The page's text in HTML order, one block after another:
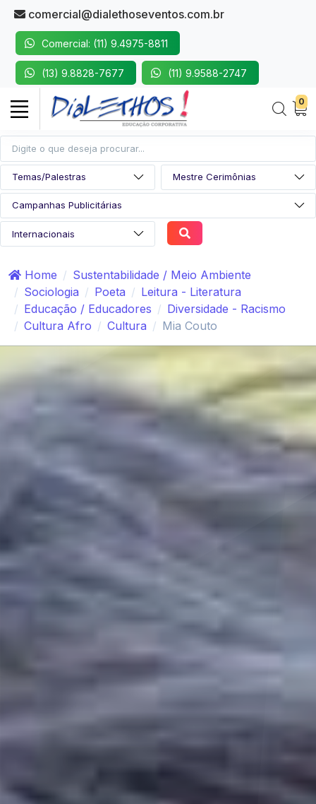
comercial@dialethoseventos.com.br
Comercial: (11) 9.4975-8811
(13) 9.8828-7677 (11) 9.9588-2747
0
Home
Sustentabilidade / Meio Ambiente
Sociologia
Poeta
Leitura - Literatura
Educação / Educadores
Diversidade - Racismo
Cultura Afro
Cultura Mia Couto